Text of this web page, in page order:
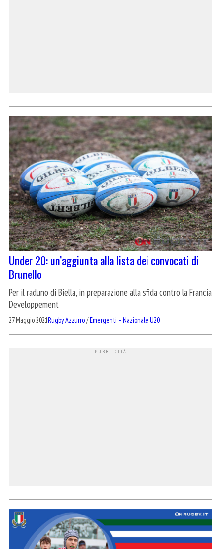
Under 20: un’aggiunta alla lista dei convocati di
Brunello
Per il raduno di Biella, in preparazione alla sfida contro la Francia
Developpement
27 Maggio 2021Rugby Azzurro/Emergenti – Nazionale U20